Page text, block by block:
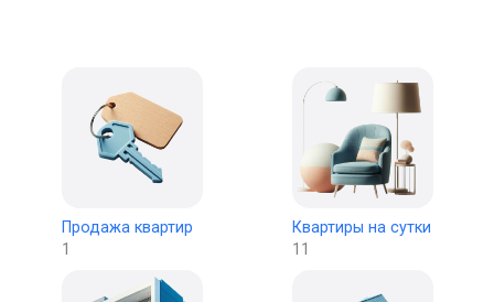
Продажа квартир
1
Квартиры на сутки
11